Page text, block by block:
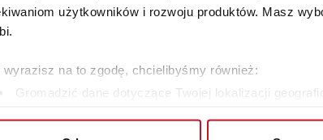
użytkowników i rozwoju produktów. Masz
wyrazisz na to zgodę, chcielibyśmy również:
Gromadzić dane dotyczące Twojej lokalizacji